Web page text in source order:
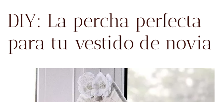
DIY: La percha perfecta
para tu vestido de novia